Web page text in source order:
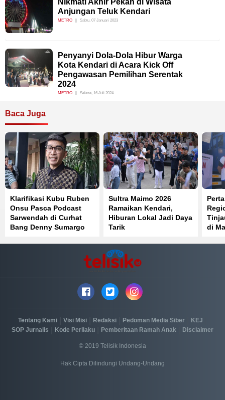
Nikmati Akhir Pekan di Wisata
Anjungan Teluk Kendari
METRO Sabtu, 07 Januari 2023
Penyanyi Dola-Dola Hibur Warga
Kota Kendari di Acara Kick Off
Pengawasan Pemilihan Serentak
2024
METRO Selasa, 16 Juli 2024
Baca Juga
Klarifikasi Kubu Ruben
Onsu Pasca Podcast
Sarwendah di Curhat
Bang Denny Sumargo
Sultra Maimo 2026
Ramaikan Kendari,
Hiburan Lokal Jadi Daya
Tarik
di
Tentang Kami Visi Misi Redaksi Pedoman Media Siber KEJ
SOP Jurnalis Kode Perilaku Pemberitaan Ramah Anak Disclaimer
© 2019 Telisik Indonesia
Hak Cipta Dilindungi Undang-Undang